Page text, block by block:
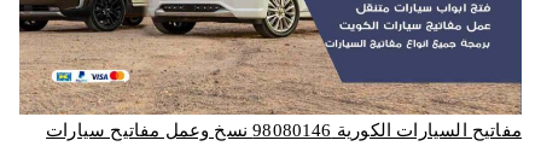
مفاتيح السيارات الكورية 98080146‬ نسخ وعمل مفاتيح سيارات